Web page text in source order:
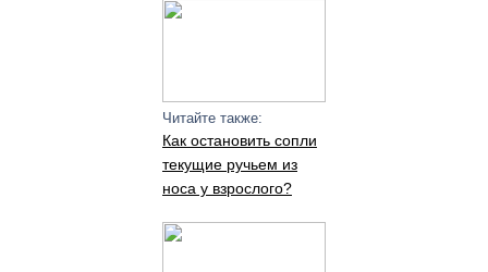
Читайте также:
Как остановить сопли
текущие ручьем из
носа у взрослого?